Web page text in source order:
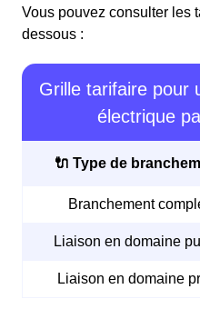
Vous pouvez consulter les
dessous :
Grille tarifaire pour
électrique
🔌 Type de
Branchement
Liaison en domaine
Liaison en domaine